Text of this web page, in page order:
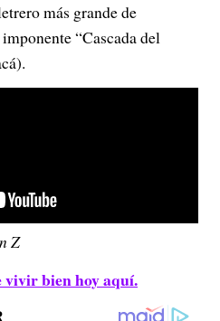
más grande de
“Cascada del
Z
vivir bien hoy aquí.